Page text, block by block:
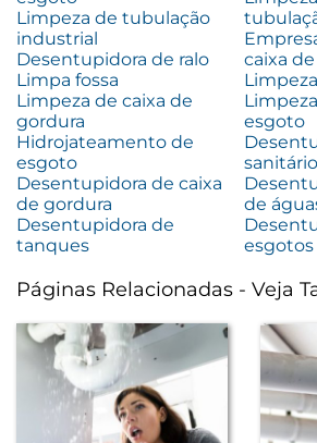
Limpeza de tubulação
industrial
Desentupidora de ralo
caixa
Limpa fossa
Limpeza de caixa de
gordura
esgoto
Hidrojateamento de
esgoto
Desentupidora de caixa
de gordura
de
Desentupidora de
tanques
esgotos
Páginas Relacionadas - Veja